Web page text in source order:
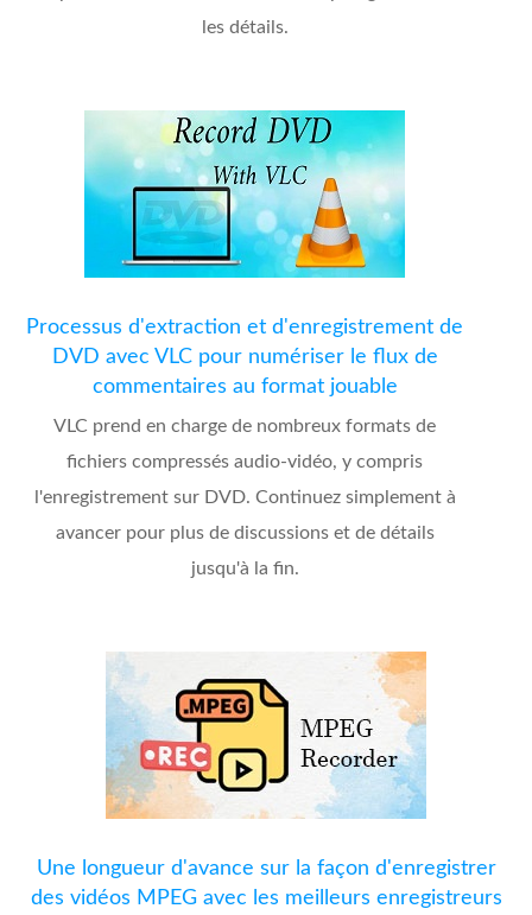
les détails.
Processus d'extraction et d'enregistrement de
DVD avec VLC pour numériser le flux de
commentaires au format jouable
VLC prend en charge de nombreux formats de
fichiers compressés audio-vidéo, y compris
l'enregistrement sur DVD. Continuez simplement à
avancer pour plus de discussions et de détails
jusqu'à la fin.
Une longueur d'avance sur la façon d'enregistrer
des vidéos MPEG avec les meilleurs enregistreurs